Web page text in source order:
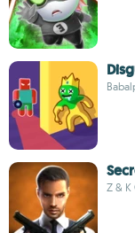
Z & K